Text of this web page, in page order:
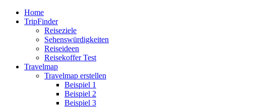
Home
TripFinder
Reiseziele
Sehenswürdigkeiten
Reiseideen
Reisekoffer Test
Travelmap
Travelmap erstellen
Beispiel 1
Beispiel 2
Beispiel 3